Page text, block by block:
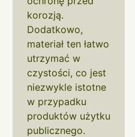
korozją.
Dodatkowo,
materiał ten łatwo
utrzymać w
czystości, co jest
niezwykle istotne
w przypadku
produktów użytku
publicznego.